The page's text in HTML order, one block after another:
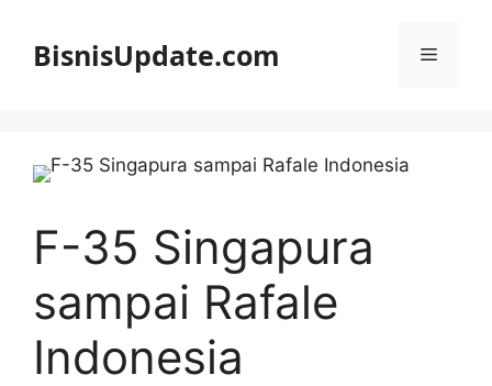
BisnisUpdate.com Menu
F-35 Singapura
sampai Rafale
Indonesia